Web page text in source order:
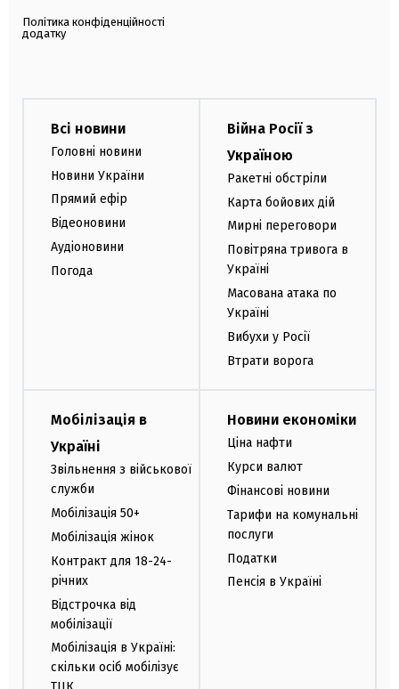
Політика конфіденційності
додатку
Всі новини
Головні новини
Новини України
Прямий ефір
Відеоновини
Аудіоновини
Погода
Війна Росії з
Україною
Ракетні обстріли
Карта бойових дій
Мирні переговори
Повітряна тривога в
Україні
Масована атака по
Україні
Вибухи у Росії
Втрати ворога
Мобілізація в
Україні
Звільнення з військової
служби
Мобілізація 50+
Мобілізація жінок
Контракт для 18-24-
річних
Відстрочка від
мобілізації
Мобілізація в Україні:
скільки осіб мобілізує
Новини економіки
Ціна нафти
Курси валют
Фінансові новини
Тарифи на комунальні
послуги
Податки
Пенсія в Україні